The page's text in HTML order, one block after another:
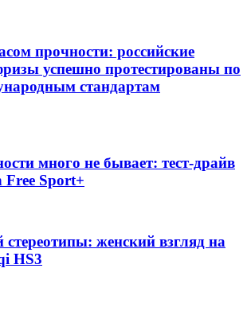
прочности: российские
успешно протестированы по
стандартам
много не бывает: тест-драйв
Free Sport+
стереотипы: женский взгляд на
HS3